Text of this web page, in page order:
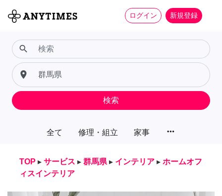
ログイン 新規登録
全て 修理・組立 家事 more_horiz
search
place
検索
TOP ▸ サービス ▸ 群馬県 ▸ インテリア ▸ ホームオフ
ィスインテリア